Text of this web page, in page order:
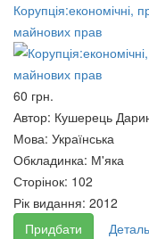
Філософія політики:
Хрестоматія, том 2 (м/о)
95 грн.
Корупція:економічні,
майнових прав
60 грн.
Автор: Кушерець
Мова: Українська
Обкладинка: М'яка
Сторінок: 102
Рік видання: 2012
Придбати